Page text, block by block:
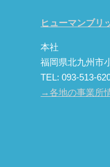
ヒューマンブリ
本社
福岡県北九州市
TEL: 093-513-
→各地の事業所